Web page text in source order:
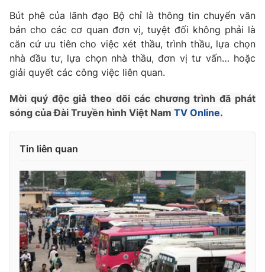
Học trực tuyến
Hitech Công nghệ tương lai
Sản phẩm
Thị trường
Tư vấn
Giao lưu trực tuyến
Lịch phát sóng
Chuyên mục khác
Photo Infographic
Video Shorts video
VTV Money VTV Thể thao
Bút phê của lãnh đạo Bộ chỉ là thông tin chuyển văn
bản cho các cơ quan đơn vị, tuyệt đối không phải là
căn cứ ưu tiên cho việc xét thầu, trình thầu, lựa chọn
nhà đầu tư, lựa chọn nhà thầu, đơn vị tư vấn… hoặc
giải quyết các công việc liên quan.
Mời quý độc giả theo dõi các chương trình đã phát
sóng của Đài Truyền hình Việt Nam TV Online.
Tin liên quan